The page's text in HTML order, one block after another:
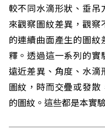
較不同水滴形狀、垂吊
來觀察圖紋差異，觀察
的連續曲面產生的圖紋
釋。透過這一系列的實
遠近差異、角度、水滴
圖紋，時而交疊或發散
的圖紋。這些都是本實